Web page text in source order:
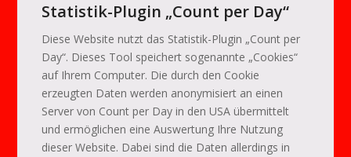
Statistik-Plugin „Count per Day“
Diese Website nutzt das Statistik-Plugin „Count per
Day“. Dieses Tool speichert sogenannte „Cookies“
auf Ihrem Computer. Die durch den Cookie
erzeugten Daten werden anonymisiert an einen
Server von Count per Day in den USA übermittelt
und ermöglichen eine Auswertung Ihre Nutzung
dieser Website. Dabei sind die Daten allerdings in